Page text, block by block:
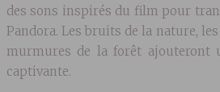
des sons inspirés du film pour
Pandora. Les bruits de la nature,
murmures de la forêt ajouteront
captivante.